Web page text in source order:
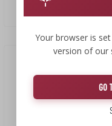
103,98 PLN/szt.
Your browser is
version of our
GO